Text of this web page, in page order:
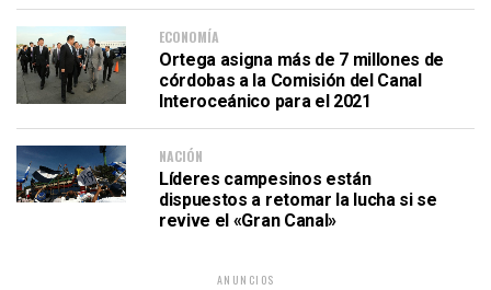
ECONOMÍA
Ortega asigna más de 7 millones de
córdobas a la Comisión del Canal
Interoceánico para el 2021
NACIÓN
Líderes campesinos están
dispuestos a retomar la lucha si se
revive el «Gran Canal»
ANUNCIOS